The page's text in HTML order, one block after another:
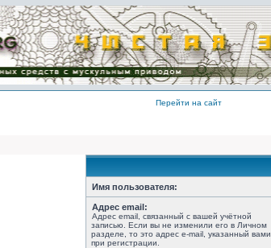
Перейти на сайт
Имя пользователя:
Адрес email:
Адрес email, связанный с вашей учётной
записью. Если вы не изменили его в Личном
разделе, то это адрес e-mail, указанный вами
при регистрации.